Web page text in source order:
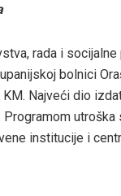
rada i
bolnici
Najveći dio
institucije i